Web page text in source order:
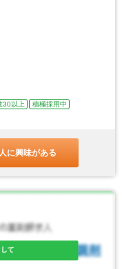
30以上
積極採用中
に興味がある